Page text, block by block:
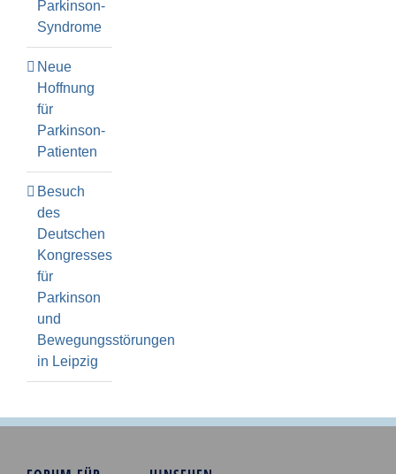
Parkinson-
Syndrome
Neue
Hoffnung
für
Parkinson-
Patienten
Besuch
des
Deutschen
Kongresses
für
Parkinson
und
Bewegungsstörungen
in Leipzig